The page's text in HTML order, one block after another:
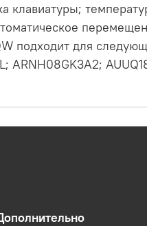
клавиатуры;
подходит для
ARNH08GK3A2;